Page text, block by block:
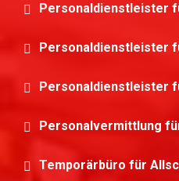
Personaldienstleister
Personaldienstleister
Personaldienstleister
Personalvermittlung
Temporärbüro für